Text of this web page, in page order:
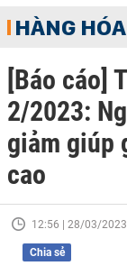
HÀNG HÓA
[Báo cáo]
2/2023:
giảm giúp
cao
12:56 | 28/03/2023
Chia sẻ